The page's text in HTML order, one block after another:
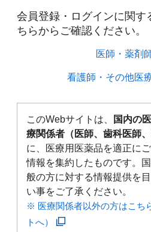
会員登録・ログインに関す
ちらからご確認ください。​
医師・薬剤
看護師・その他医
このWebサイトは、
国内の
療関係者（医師、歯科医師、
に、医療用医薬品を適正に
情報を集約したものです。
般の方に対する情報提供を
い事をご了承ください。
※ 医療関係者以外の方はこち
トへ）